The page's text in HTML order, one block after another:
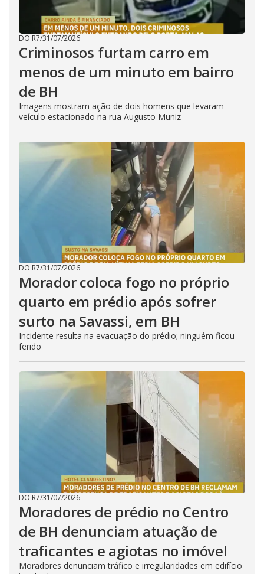
DO R7/31/07/2026
Criminosos furtam carro em
menos de um minuto em bairro
de BH
Imagens mostram ação de dois homens que levaram
veículo estacionado na rua Augusto Muniz
DO R7/31/07/2026
Morador coloca fogo no próprio
quarto em prédio após sofrer
surto na Savassi, em BH
Incidente resulta na evacuação do prédio; ninguém ficou
ferido
DO R7/31/07/2026
Moradores de prédio no Centro
de BH denunciam atuação de
traficantes e agiotas no imóvel
Moradores denunciam tráfico e irregularidades em edifício